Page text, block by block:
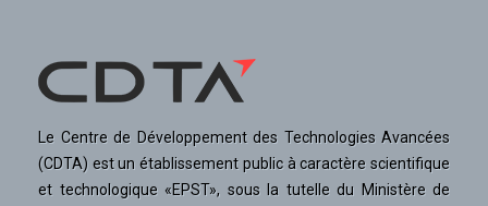
Le Centre de Développement des Technologies Avancées
(CDTA) est un établissement public à caractère scientifique
et technologique «EPST», sous la tutelle du Ministère de